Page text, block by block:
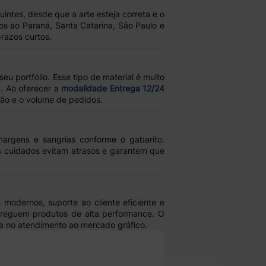
desde que a arte esteja correta e o
ao Paraná, Santa Catarina, São Paulo e
curtos.
portfólio. Esse tipo de material é muito
Ao oferecer a modalidade Entrega 12/24
e o volume de pedidos.
e sangrias conforme o gabarito.
cuidados evitam atrasos e garantem que
suporte ao cliente eficiente e
produtos de alta performance. O
no atendimento ao mercado gráfico.